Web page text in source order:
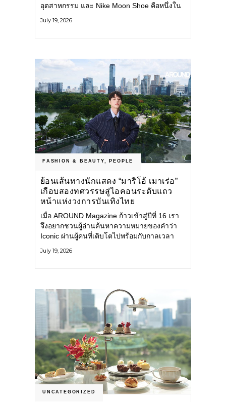
อุตสาหกรรม และ Nike Moon Shoe คือหนึ่งใน
ศตวรรษก่อน กำลังกลับมาอีกครั้ง พร้อมพาเรื่อง
July 19, 2026
FASHION & BEAUTY, PEOPLE
ย้อนเส้นทางนักแสดง “มาริโอ้ เมาเร่อ”
เกือบสองทศวรรษสู่ไอคอนระดับแถว
หน้าแห่งวงการบันเทิงไทย
เมื่อ AROUND Magazine ก้าวเข้าสู่ปีที่ 16 เรา
จึงอยากชวนผู้อ่านค้นหาความหมายของคำว่า
Iconic ผ่านผู้คนที่เติบโตไปพร้อมกับกาลเวลา
คือ มาริโอ้ เมาเร่อ
July 19, 2026
UNCATEGORIZED